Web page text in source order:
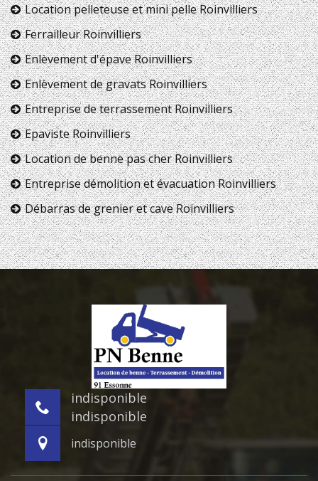
Location pelleteuse et mini pelle Roinvilliers
Ferrailleur Roinvilliers
Enlèvement d'épave Roinvilliers
Enlèvement de gravats Roinvilliers
Entreprise de terrassement Roinvilliers
Epaviste Roinvilliers
Location de benne pas cher Roinvilliers
Entreprise démolition et évacuation Roinvilliers
Débarras de grenier et cave Roinvilliers
indisponible
indisponible
indisponible